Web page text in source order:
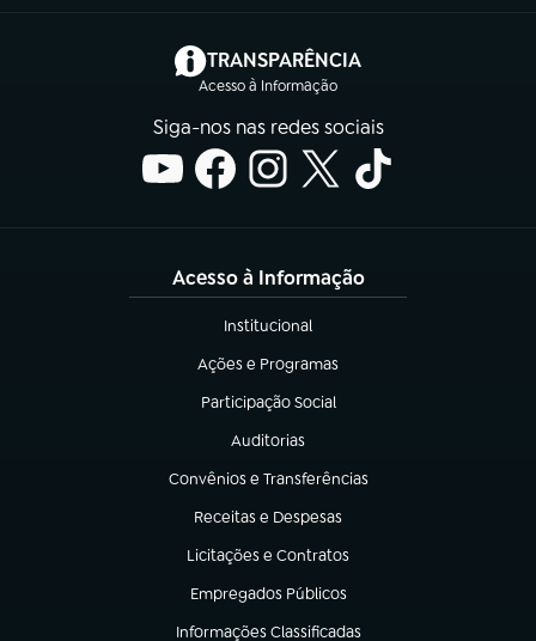
TRANSPARÊNCIA
Acesso à Informação
(abre em nova aba)
Siga-nos nas redes sociais
Acesso à Informação
Institucional
(abre em nova aba)
Ações e Programas
(abre em nova aba)
Participação Social
(abre em nova aba)
Auditorias
(abre em nova aba)
Convênios e Transferências
(abre em nova aba)
Receitas e Despesas
(abre em nova aba)
Licitações e Contratos
(abre em nova aba)
Empregados Públicos
(abre em nova aba)
Informações Classificadas